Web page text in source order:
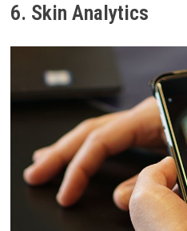
6. Skin Analytics